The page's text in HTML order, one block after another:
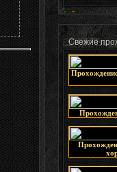
Свежие